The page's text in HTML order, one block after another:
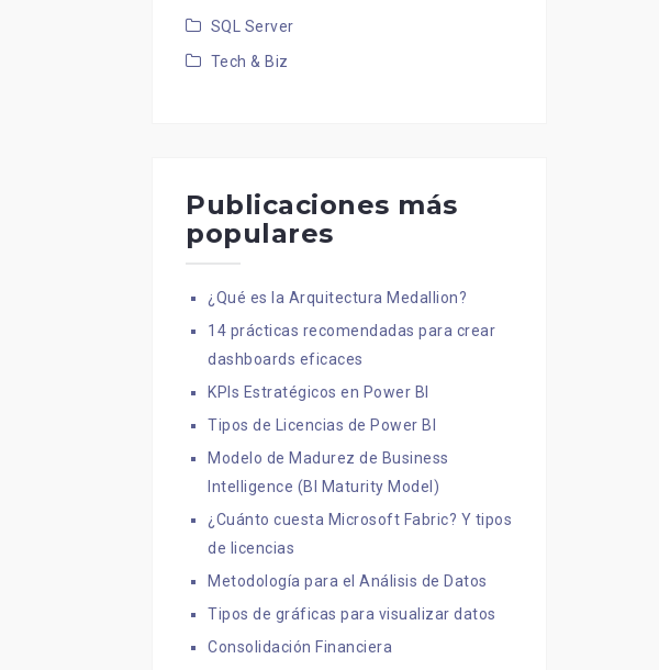
SQL Server
Tech & Biz
Publicaciones más
populares
¿Qué es la Arquitectura Medallion?
14 prácticas recomendadas para crear
dashboards eficaces
KPIs Estratégicos en Power BI
Tipos de Licencias de Power BI
Modelo de Madurez de Business
Intelligence (BI Maturity Model)
¿Cuánto cuesta Microsoft Fabric? Y tipos
de licencias
Metodología para el Análisis de Datos
Tipos de gráficas para visualizar datos
Consolidación Financiera